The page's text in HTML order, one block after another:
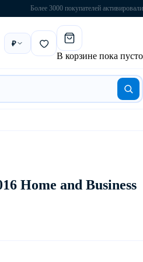
Более 3000 покупателей активировали
₽
В корзине пока пусто
Home and Business